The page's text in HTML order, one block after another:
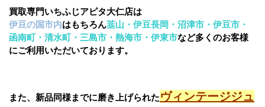
買取専門いちふじアピタ大仁店は
伊豆の国市内はもちろん韮山・伊豆長岡・沼津市・伊豆市・
函南町・清水町・三島市・熱海市・伊東市など多くのお客様
にご利用いただいております。
また、新品同様までに磨き上げられたヴィンテージジュ